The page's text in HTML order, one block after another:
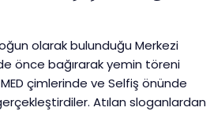
olarak bulunduğu Merkezi
önce bağırarak yemin töreni
çimlerinde ve Selfiş önünde
Atılan sloganlardan